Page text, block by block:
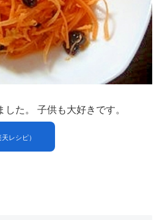
た。 子供も大好きです。
天レシピ）